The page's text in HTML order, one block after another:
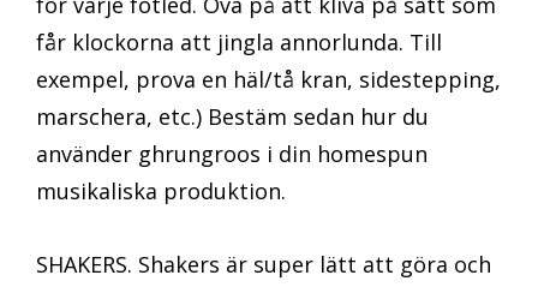
får klockorna att jingla annorlunda. Till
exempel, prova en häl/tå kran, sidestepping,
marschera, etc.) Bestäm sedan hur du
använder ghrungroos i din homespun
musikaliska produktion.
SHAKERS. Shakers är super lätt att göra och